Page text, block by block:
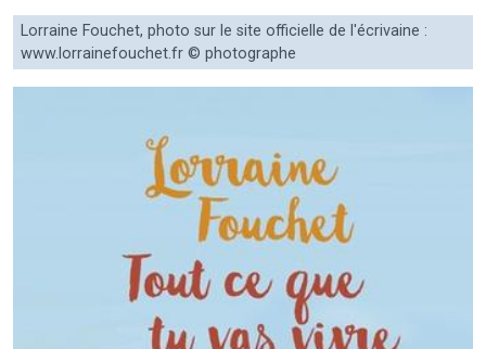
Lorraine Fouchet, photo sur le site officielle de l'écrivaine :
www.lorrainefouchet.fr © photographe